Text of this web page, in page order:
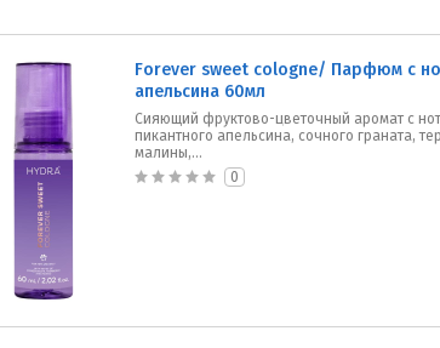
Forever sweet cologne/ Парфюм с
апельсина 60мл
Сияющий фруктово-цветочный аромат с
пикантного апельсина, сочного граната,
малины,...
0